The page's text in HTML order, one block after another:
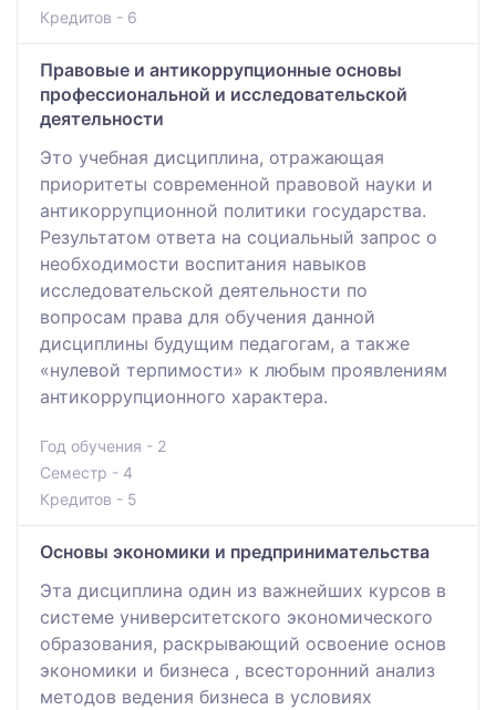
Кредитов - 6
Правовые и антикоррупционные основы
профессиональной и исследовательской
деятельности
Это учебная дисциплина, отражающая
приоритеты современной правовой науки и
антикоррупционной политики государства.
Результатом ответа на социальный запрос о
необходимости воспитания навыков
исследовательской деятельности по
вопросам права для обучения данной
дисциплины будущим педагогам, а также
«нулевой терпимости» к любым проявлениям
антикоррупционного характера.
Год обучения - 2
Семестр - 4
Кредитов - 5
Основы экономики и предпринимательства
Эта дисциплина один из важнейших курсов в
системе университетского экономического
образования, раскрывающий освоение основ
экономики и бизнеса , всесторонний анализ
методов ведения бизнеса в условиях